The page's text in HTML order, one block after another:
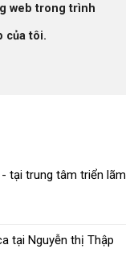
tại trung tâm triển lãm
tại Nguyễn thị Thập
web trong trình
của tôi.